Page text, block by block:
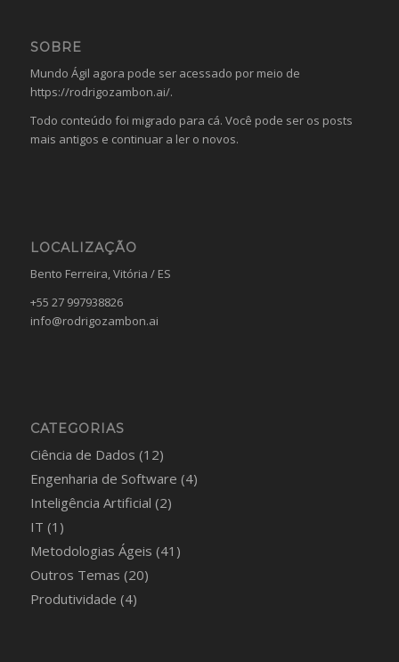
SOBRE
Mundo Ágil agora pode ser acessado por meio de
https://rodrigozambon.ai/.
Todo conteúdo foi migrado para cá. Você pode ser os posts
mais antigos e continuar a ler o novos.
LOCALIZAÇÃO
Bento Ferreira, Vitória / ES
+55 27 997938826
info@rodrigozambon.ai
CATEGORIAS
Ciência de Dados (12)
Engenharia de Software (4)
Inteligência Artificial (2)
IT (1)
Metodologias Ágeis (41)
Outros Temas (20)
Produtividade (4)